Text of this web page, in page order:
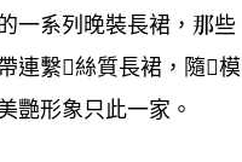
一系列晚裝長裙 ， 那些
連繫絲質長裙 ， 隨模
艷形象只此一家。